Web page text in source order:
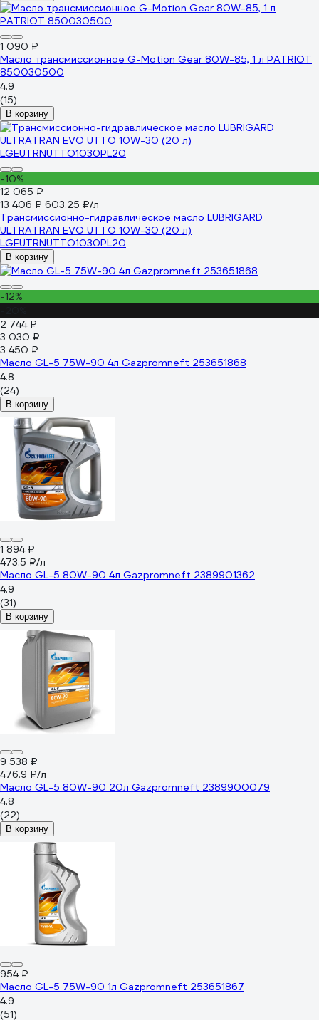
1 090 ₽
Масло трансмиссионное G-Motion Gear 80W-85, 1 л PATRIOT
850030500
4.9
(15)
В корзину
-10%
12 065 ₽
13 406 ₽ 603.25 ₽/л
Трансмиссионно-гидравлическое масло LUBRIGARD
ULTRATRAN EVO UTTO 10W-30 (20 л)
LGEUTRNUTTO1030PL20
В корзину
-12%
2 744 ₽
3 030 ₽
3 450 ₽
Масло GL-5 75W-90 4л Gazpromneft 253651868
4.8
(24)
В корзину
1 894 ₽
473.5 ₽/л
Масло GL-5 80W-90 4л Gazpromneft 2389901362
4.9
(31)
В корзину
9 538 ₽
476.9 ₽/л
Масло GL-5 80W-90 20л Gazpromneft 2389900079
4.8
(22)
В корзину
954 ₽
Масло GL-5 75W-90 1л Gazpromneft 253651867
4.9
(51)